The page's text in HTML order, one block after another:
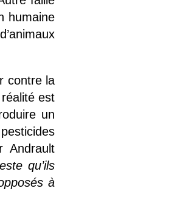
humaine
contre la
est
un
Andrault
qu’ils
à